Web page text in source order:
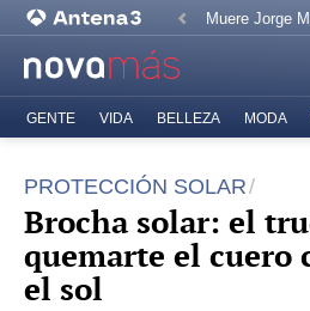
Muere Jorge
GENTE VIDA BELLEZA MODA
PROTECCIÓN SOLAR
Brocha solar: el
quemarte el cuero
el sol